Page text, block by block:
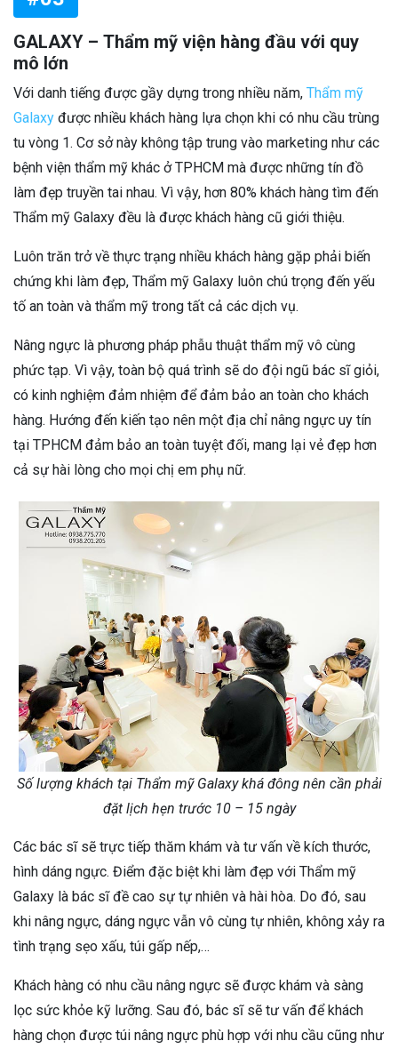
GALAXY – Thẩm mỹ viện hàng đầu với quy
mô lớn
Với danh tiếng được gầy dựng trong nhiều năm, Thẩm mỹ
Galaxy được nhiều khách hàng lựa chọn khi có nhu cầu trùng
tu vòng 1. Cơ sở này không tập trung vào marketing như các
bệnh viện thẩm mỹ khác ở TPHCM mà được những tín đồ
làm đẹp truyền tai nhau. Vì vậy, hơn 80% khách hàng tìm đến
Thẩm mỹ Galaxy đều là được khách hàng cũ giới thiệu.
Luôn trăn trở về thực trạng nhiều khách hàng gặp phải biến
chứng khi làm đẹp, Thẩm mỹ Galaxy luôn chú trọng đến yếu
tố an toàn và thẩm mỹ trong tất cả các dịch vụ.
Nâng ngực là phương pháp phẫu thuật thẩm mỹ vô cùng
phức tạp. Vì vậy, toàn bộ quá trình sẽ do đội ngũ bác sĩ giỏi,
có kinh nghiệm đảm nhiệm để đảm bảo an toàn cho khách
hàng. Hướng đến kiến tạo nên một địa chỉ nâng ngực uy tín
tại TPHCM đảm bảo an toàn tuyệt đối, mang lại vẻ đẹp hơn
cả sự hài lòng cho mọi chị em phụ nữ.
Số lượng khách tại Thẩm mỹ Galaxy khá đông nên cần phải
đặt lịch hẹn trước 10 – 15 ngày
Các bác sĩ sẽ trực tiếp thăm khám và tư vấn về kích thước,
hình dáng ngực. Điểm đặc biệt khi làm đẹp với Thẩm mỹ
Galaxy là bác sĩ đề cao sự tự nhiên và hài hòa. Do đó, sau
khi nâng ngực, dáng ngực vẫn vô cùng tự nhiên, không xảy ra
tình trạng sẹo xấu, túi gấp nếp,…
Khách hàng có nhu cầu nâng ngực sẽ được khám và sàng
lọc sức khỏe kỹ lưỡng. Sau đó, bác sĩ sẽ tư vấn để khách
hàng chọn được túi nâng ngực phù hợp với nhu cầu cũng như